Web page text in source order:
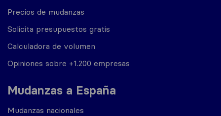
Precios de mudanzas
Solicita presupuestos gratis
Calculadora de volumen
Opiniones sobre +1.200 empresas
Mudanzas a España
Mudanzas nacionales